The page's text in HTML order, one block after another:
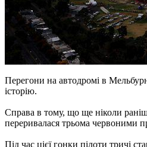
Перегони на автодромі в
історію.
Справа в тому, що ще ніколи
переривалася трьома червоними
Під час цієї гонки пілоти тричі